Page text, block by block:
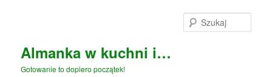
Almanka w kuchni i…
Gotowanie to dopiero początek!